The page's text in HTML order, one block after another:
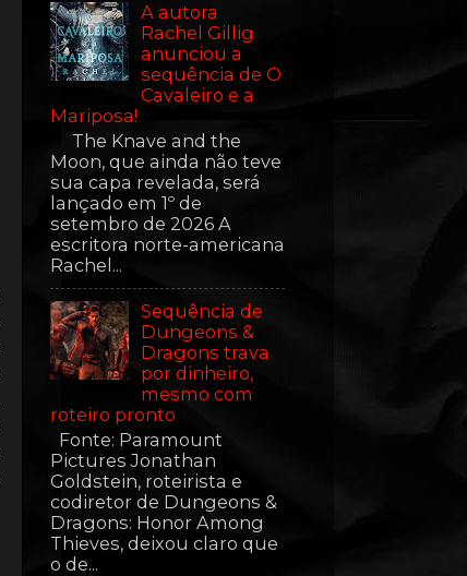
A autora
Rachel Gillig
anunciou a
sequência de O
Cavaleiro e a
Mariposa!
The Knave and the
Moon, que ainda não teve
sua capa revelada, será
lançado em 1º de
setembro de 2026 A
escritora norte-americana
Rachel...
Sequência de
Dungeons &
Dragons trava
por dinheiro,
mesmo com
roteiro pronto
Fonte: Paramount
Pictures Jonathan
Goldstein, roteirista e
codiretor de Dungeons &
Dragons: Honor Among
Thieves, deixou claro que
o de...